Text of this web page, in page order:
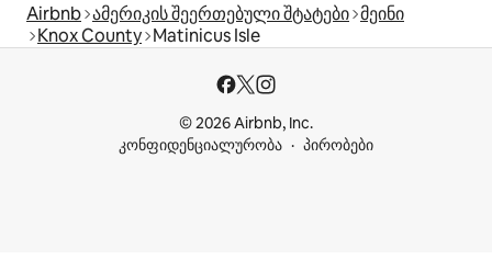
Airbnb ამერიკის შეერთებული შტატები მეინი
Knox County Matinicus Isle
© 2026 Airbnb, Inc.
კონფიდენციალურობა
პირობები